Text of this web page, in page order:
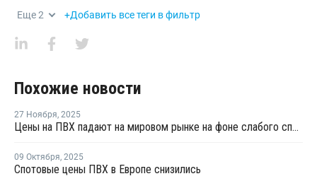
Еще2 +Добавить все теги в фильтр
Похожие новости
27 Ноября, 2025
Цены на ПВХ падают на мировом рынке на фоне слабого спроса и высокого давления на рынки
09 Октября, 2025
Спотовые цены ПВХ в Европе снизились